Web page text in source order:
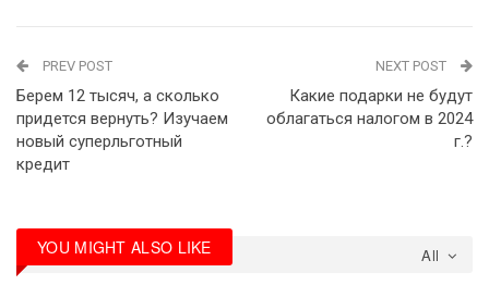
PREV POST
Берем 12 тысяч, а сколько
придется вернуть? Изучаем
новый суперльготный
кредит
NEXT POST
Какие подарки не будут
облагаться налогом в 2024
г.?
All
YOU MIGHT ALSO LIKE